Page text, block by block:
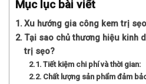
Mục lục bài viết
Xu hướng gia công kem trị
Tại sao chủ thương hiệu kinh
trị sẹo?
Tiết kiệm chi phí và thời gian:
Chất lượng sản phẩm đảm